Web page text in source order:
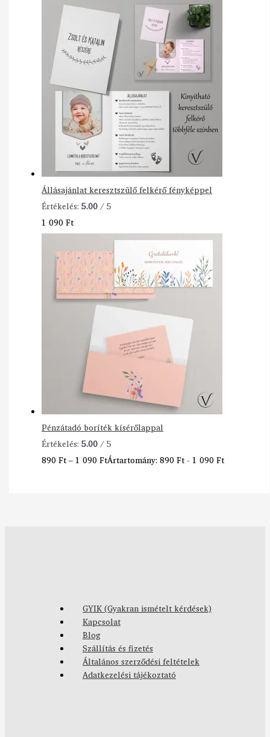
Állásajánlat keresztszülő felkérő fényképpel
Értékelés:5.00/ 5
1 090Ft
Pénzátadó boríték kísérőlappal
Értékelés:5.00/ 5
890Ft–1 090FtÁrtartomány: 890 Ft - 1 090 Ft
GYIK (Gyakran ismételt kérdések)
Kapcsolat
Blog
Szállítás és fizetés
Általános szerződési feltételek
Adatkezelési tájékoztató